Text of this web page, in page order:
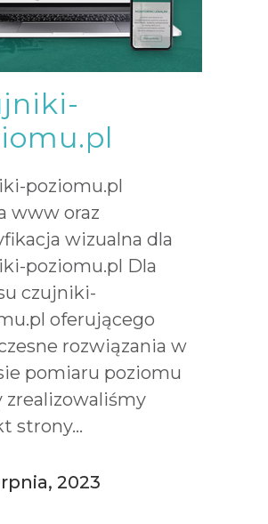
poziomu.pl
www oraz
wizualna dla
poziomu.pl Dla
czujniki-
oferującego
rozwiązania w
pomiaru poziomu
zrealizowaliśmy
strony...
2023